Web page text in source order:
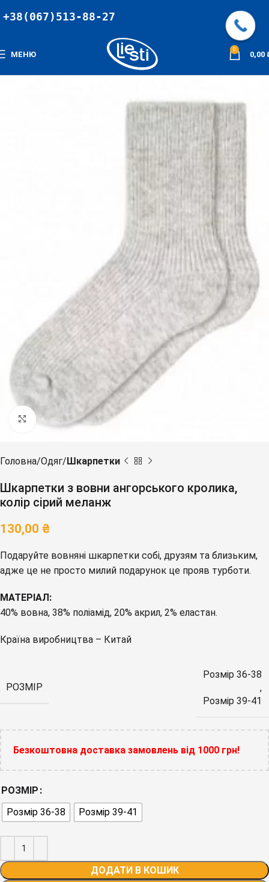
+38(067)513-88-27
МЕНЮ
0
0,00
Клацніть, щоб збільшити
Головна Одяг Шкарпетки
Шкарпетки з вовни ангорського кролика,
колір сірий меланж
130,00 ₴
Подаруйте вовняні шкарпетки собі, друзям та близьким,
адже це не просто милий подарунок це прояв турботи.
МАТЕРІАЛ:
40% вовна, 38% поліамід, 20% акрил, 2% еластан.
Країна виробництва – Китай
РОЗМІР
Розмір 36-38
,
Розмір 39-41
Безкоштовна доставка замовлень від 1000 грн!
РОЗМІР
Розмір 36-38
Розмір 39-41
ДОДАТИ В КОШИК